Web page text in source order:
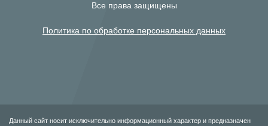
Все права защищены
Политика по обработке персональных данных
Данный сайт носит исключительно информационный характер и предназначен